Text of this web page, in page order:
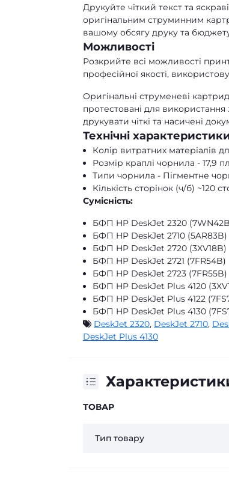
Друкуйте чіткий текст та
оригінальним струминним
вашому обсягу друку та
Можливості
Розкрийте всі можливості
професійної якості,
Оригінальні струменеві
протестовані для
друкувати чіткі та насичені
Технічні
Колір витратних матеріалів
Розмір краплі чорнила - 17,9 пл
Типи чорнила - Пігментне
Кількість сторінок (ч/б) ~120
Сумісність:
БФП HP DeskJet 2320
БФП HP DeskJet 2710 (5AR83B)
БФП HP DeskJet 2720 (3XV18B)
БФП HP DeskJet 2721 (7FR54B)
БФП HP DeskJet 2723 (7FR55B)
БФП HP DeskJet Plus 4120
БФП HP DeskJet Plus 4122
БФП HP DeskJet Plus 4130
DeskJet 2320, DeskJet 2710,
DeskJet Plus 4130
ТОВАР
Тип товару